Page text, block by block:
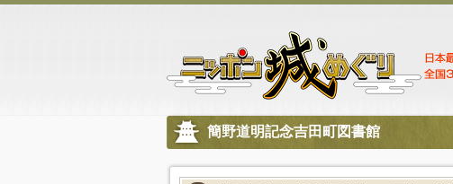
簡野道明記念吉田町図書館